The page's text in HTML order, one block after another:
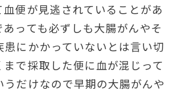
便が見逃されていることがあ
あっても必ずしも大腸がんやそ
患にかかっていないとは言い切
で採取した便に血が混じって
うだけなので早期の大腸がんや